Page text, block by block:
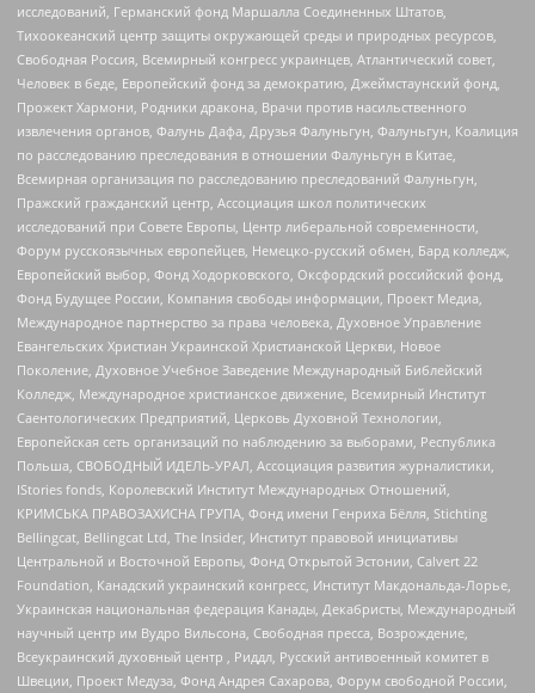
исследований, Германский фонд Маршалла Соединенных Штатов,
Тихоокеанский центр защиты окружающей среды и природных ресурсов,
Свободная Россия, Всемирный конгресс украинцев, Атлантический совет,
Человек в беде, Европейский фонд за демократию, Джеймстаунский фонд,
Прожект Хармони, Родники дракона, Врачи против насильственного
извлечения органов, Фалунь Дафа, Друзья Фалуньгун, Фалуньгун, Коалиция
по расследованию преследования в отношении Фалуньгун в Китае,
Всемирная организация по расследованию преследований Фалуньгун,
Пражский гражданский центр, Ассоциация школ политических
исследований при Совете Европы, Центр либеральной современности,
Форум русскоязычных европейцев, Немецко-русский обмен, Бард колледж,
Европейский выбор, Фонд Ходорковского, Оксфордский российский фонд,
Фонд Будущее России, Компания свободы информации, Проект Медиа,
Международное партнерство за права человека, Духовное Управление
Евангельских Христиан Украинской Христианской Церкви, Новое
Поколение, Духовное Учебное Заведение Международный Библейский
Колледж, Международное христианское движение, Всемирный Институт
Саентологических Предприятий, Церковь Духовной Технологии,
Европейская сеть организаций по наблюдению за выборами, Республика
Польша, СВОБОДНЫЙ ИДЕЛЬ-УРАЛ, Ассоциация развития журналистики,
IStories fonds, Королевский Институт Международных Отношений,
КРИМСЬКА ПРАВОЗАХИСНА ГРУПА, Фонд имени Генриха Бёлля, Stichting
Bellingcat, Bellingcat Ltd, The Insider, Институт правовой инициативы
Центральной и Восточной Европы, Фонд Открытой Эстонии, Calvert 22
Foundation, Канадский украинский конгресс, Институт Макдональда-Лорье,
Украинская национальная федерация Канады, Декабристы, Международный
научный центр им Вудро Вильсона, Свободная пресса, Возрождение,
Всеукраинский духовный центр , Риддл, Русский антивоенный комитет в
Швеции, Проект Медуза, Фонд Андрея Сахарова, Форум свободной России,